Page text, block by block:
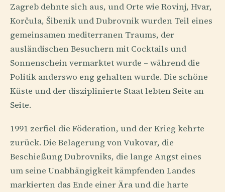
Zagreb dehnte sich aus, und Orte wie Rovinj, Hvar,
Korčula, Šibenik und Dubrovnik wurden Teil eines
gemeinsamen mediterranen Traums, der
ausländischen Besuchern mit Cocktails und
Sonnenschein vermarktet wurde – während die
Politik anderswo eng gehalten wurde. Die schöne
Küste und der disziplinierte Staat lebten Seite an
Seite.
1991 zerfiel die Föderation, und der Krieg kehrte
zurück. Die Belagerung von Vukovar, die
Beschießung Dubrovniks, die lange Angst eines
um seine Unabhängigkeit kämpfenden Landes
markierten das Ende einer Ära und die harte